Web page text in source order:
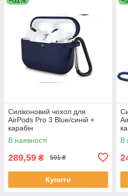
Силіконовий чохол для
AirPods Pro 3 Blue/синій +
карабін
В наявності
289,59 ₴ 591 ₴
Купити
В